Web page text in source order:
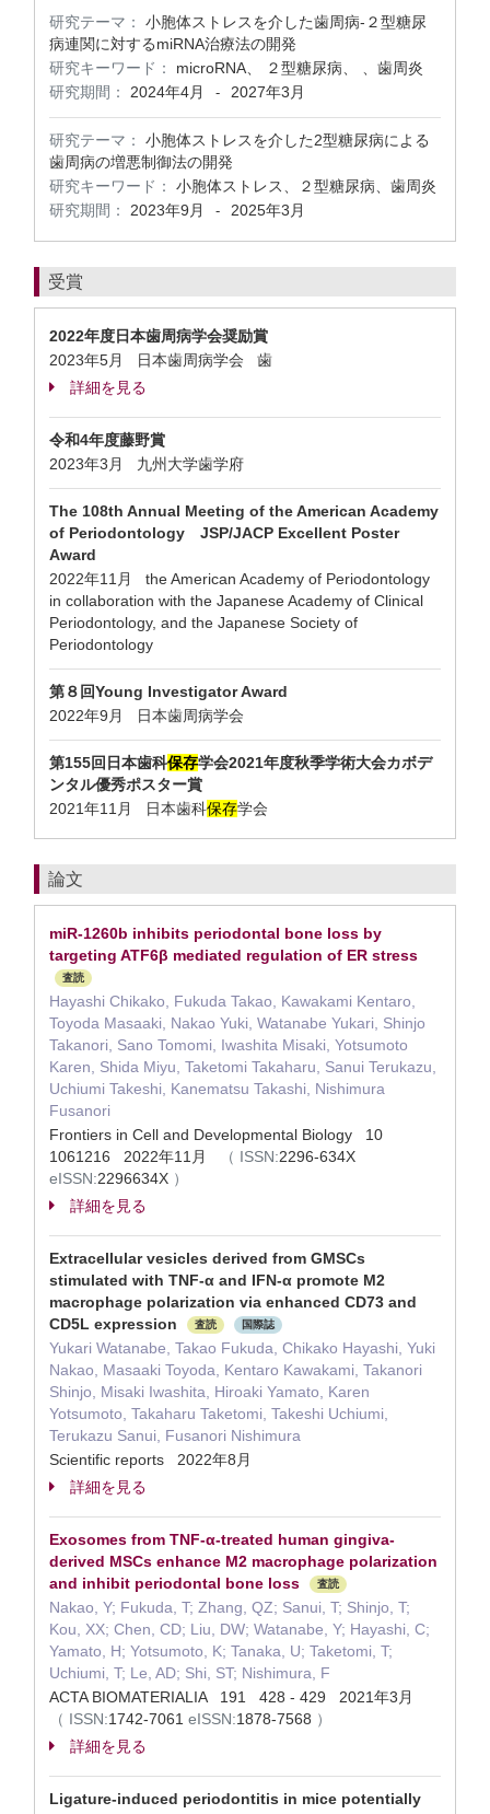
研究テーマ：
小胞体ストレスを介した歯周病-２型糖尿
病連関に対するmiRNA治療法の開発
研究キーワード：
microRNA、 ２型糖尿病、 、歯周炎
研究期間：
2024年4月 - 2027年3月
研究テーマ：
小胞体ストレスを介した2型糖尿病による
歯周病の増悪制御法の開発
研究キーワード：
小胞体ストレス、２型糖尿病、歯周炎
研究期間：
2023年9月 - 2025年3月
受賞
2022年度日本歯周病学会奨励賞
2023年5月 日本歯周病学会 歯
詳細を見る
令和4年度藤野賞
2023年3月 九州大学歯学府
The 108th Annual Meeting of the American Academy
of Periodontology JSP/JACP Excellent Poster
Award
2022年11月 the American Academy of Periodontology
in collaboration with the Japanese Academy of Clinical
Periodontology, and the Japanese Society of
Periodontology
第８回Young Investigator Award
2022年9月 日本歯周病学会
第155回日本歯科保存学会2021年度秋季学術大会カボデ
ンタル優秀ポスター賞
2021年11月 日本歯科保存学会
論文
miR-1260b inhibits periodontal bone loss by
targeting ATF6β mediated regulation of ER stress
査読
Hayashi Chikako, Fukuda Takao, Kawakami Kentaro,
Toyoda Masaaki, Nakao Yuki, Watanabe Yukari, Shinjo
Takanori, Sano Tomomi, Iwashita Misaki, Yotsumoto
Karen, Shida Miyu, Taketomi Takaharu, Sanui Terukazu,
Uchiumi Takeshi, Kanematsu Takashi, Nishimura
Fusanori
Frontiers in Cell and Developmental Biology 10
1061216 2022年11月
（ ISSN:2296-634X
eISSN:2296634X ）
詳細を見る
Extracellular vesicles derived from GMSCs
stimulated with TNF-α and IFN-α promote M2
macrophage polarization via enhanced CD73 and
CD5L expression
査読 国際誌
Yukari Watanabe, Takao Fukuda, Chikako Hayashi, Yuki
Nakao, Masaaki Toyoda, Kentaro Kawakami, Takanori
Shinjo, Misaki Iwashita, Hiroaki Yamato, Karen
Yotsumoto, Takaharu Taketomi, Takeshi Uchiumi,
Terukazu Sanui, Fusanori Nishimura
Scientific reports 2022年8月
詳細を見る
Exosomes from TNF-α-treated human gingiva-
derived MSCs enhance M2 macrophage polarization
and inhibit periodontal bone loss
査読
Nakao, Y; Fukuda, T; Zhang, QZ; Sanui, T; Shinjo, T;
Kou, XX; Chen, CD; Liu, DW; Watanabe, Y; Hayashi, C;
Yamato, H; Yotsumoto, K; Tanaka, U; Taketomi, T;
Uchiumi, T; Le, AD; Shi, ST; Nishimura, F
ACTA BIOMATERIALIA 191 428 - 429 2021年3月
（ ISSN:1742-7061 eISSN:1878-7568 ）
詳細を見る
Ligature-induced periodontitis in mice potentially